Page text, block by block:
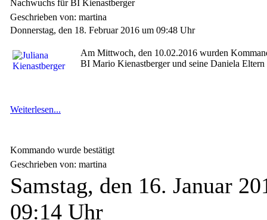
Nachwuchs für BI Kienastberger
Geschrieben von: martina
Donnerstag, den 18. Februar 2016 um 09:48 Uhr
Am Mittwoch, den 10.02.2016 wurden
BI Mario Kienastberger und seine Daniela Eltern
Weiterlesen...
Kommando wurde bestätigt
Geschrieben von: martina
Samstag, den 16. Januar
09:14 Uhr